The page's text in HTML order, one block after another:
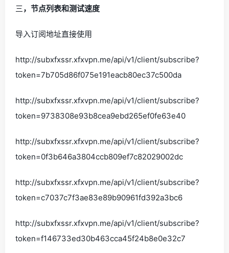
三，节点列表和测试速度
导入订阅地址直接使用
http://subxfxssr.xfxvpn.me/api/v1/client/subscribe?
token=7b705d86f075e191eacb80ec37c500da
http://subxfxssr.xfxvpn.me/api/v1/client/subscribe?
token=9738308e93b8cea9ebd265ef0fe63e40
http://subxfxssr.xfxvpn.me/api/v1/client/subscribe?
token=0f3b646a3804ccb809ef7c82029002dc
http://subxfxssr.xfxvpn.me/api/v1/client/subscribe?
token=c7037c7f3ae83e89b90961fd392a3bc6
http://subxfxssr.xfxvpn.me/api/v1/client/subscribe?
token=f146733ed30b463cca45f24b8e0e32c7